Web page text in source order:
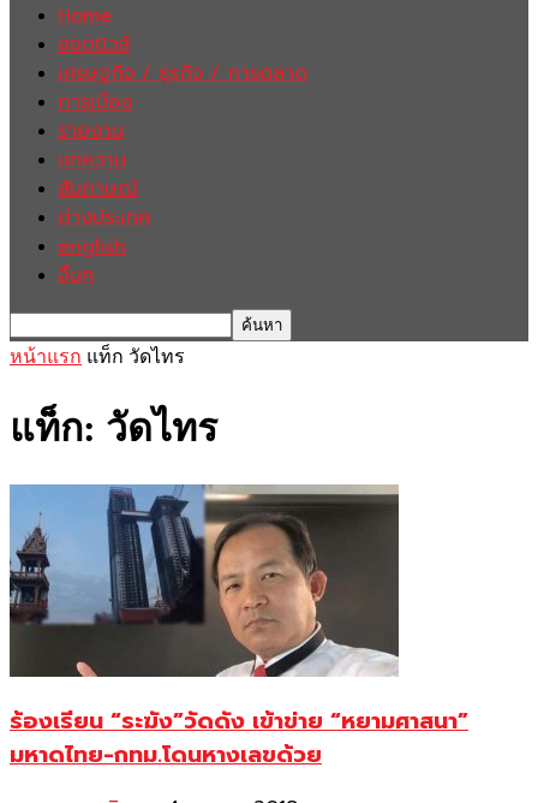
Home
ฮอตนิวส์
เศรษฐกิจ / ธุรกิจ / การตลาด
การเมือง
รายงาน
บทความ
สัมภาษณ์
ต่างประเทศ
english
อื่นๆ
หน้าแรก แท็ก วัดไทร
แท็ก: วัดไทร
ร้องเรียน “ระฆัง”วัดดัง เข้าข่าย “หยามศาสนา”
มหาดไทย-กทม.โดนหางเลขด้วย